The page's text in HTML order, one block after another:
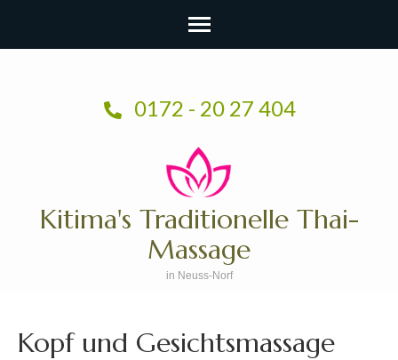
0172 - 20 27 404
Kitima's Traditionelle Thai-
Massage
in Neuss-Norf
Kopf und Gesichtsmassage